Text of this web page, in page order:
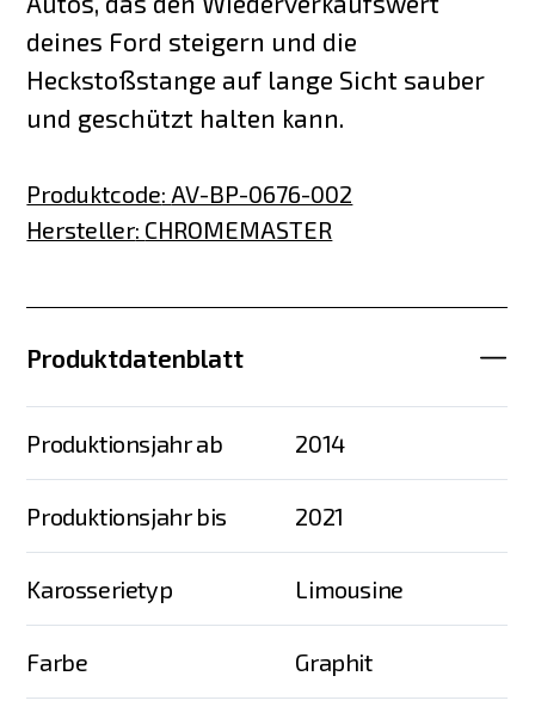
deines Ford steigern und die
Heckstoßstange auf lange Sicht sauber
und geschützt halten kann.
Produktcode: AV-BP-0676-002
Hersteller: CHROMEMASTER
Produktdatenblatt
Produktionsjahr ab 2014
Produktionsjahr bis 2021
Karosserietyp Limousine
Farbe Graphit